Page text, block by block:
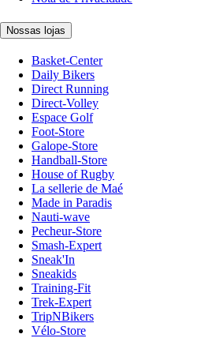
Nossas lojas
Basket-Center
Daily Bikers
Direct Running
Direct-Volley
Espace Golf
Foot-Store
Galope-Store
Handball-Store
House of Rugby
La sellerie de Maé
Made in Paradis
Nauti-wave
Pecheur-Store
Smash-Expert
Sneak'In
Sneakids
Training-Fit
Trek-Expert
TripNBikers
Vélo-Store